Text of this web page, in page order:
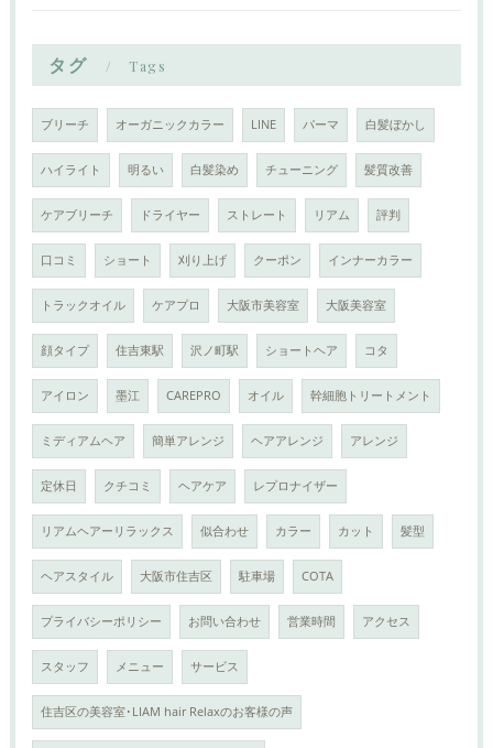
タグ Tags
ブリーチ オーガニックカラー LINE パーマ 白髪ぼかし
ハイライト 明るい 白髪染め チューニング 髪質改善
ケアブリーチ ドライヤー ストレート リアム 評判
口コミ ショート 刈り上げ クーポン インナーカラー
トラックオイル ケアプロ 大阪市美容室 大阪美容室
顔タイプ 住吉東駅 沢ノ町駅 ショートヘア コタ
アイロン 墨江 CAREPRO オイル 幹細胞トリートメント
ミディアムヘア 簡単アレンジ ヘアアレンジ アレンジ
定休日 クチコミ ヘアケア レプロナイザー
リアムヘアーリラックス 似合わせ カラー カット 髪型
ヘアスタイル 大阪市住吉区 駐車場 COTA
プライバシーポリシー お問い合わせ 営業時間 アクセス
スタッフ メニュー サービス
住吉区の美容室･LIAM hair Relaxのお客様の声